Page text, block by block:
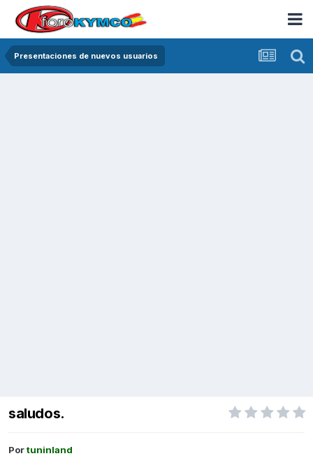
Presentaciones de nuevos usuarios
saludos.
Portuninland